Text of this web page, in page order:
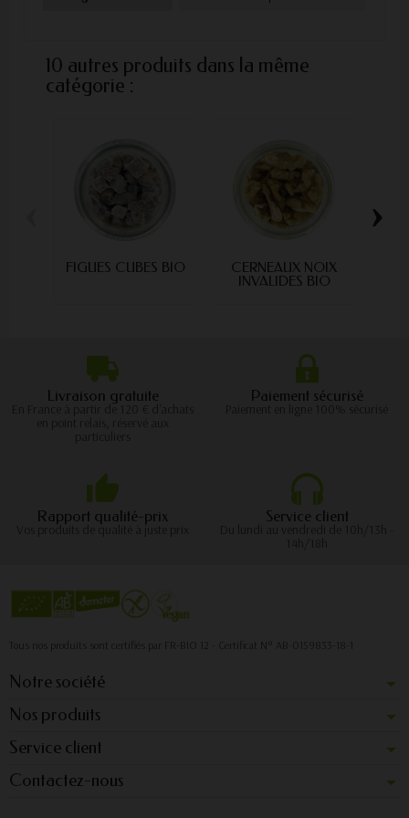
10 autres produits dans la même
catégorie :
FIGUES CUBES BIO
CERNEAUX NOIX
INVALIDES BIO
›
Livraison gratuite Paiement sécurisé
Rapport qualité-prix Service client
Tous nos produits sont certifiés par FR-BIO 12 - Certificat N° AB-0159833-18-1
Notre société
Nos produits
Service client
Contactez-nous